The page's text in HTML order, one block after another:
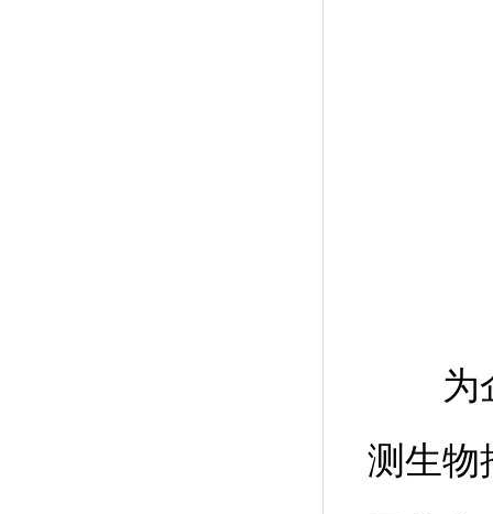
为企
测生物